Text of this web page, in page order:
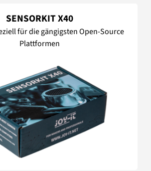
SENSORKIT X40
für die gängigsten Open-Source
Plattformen